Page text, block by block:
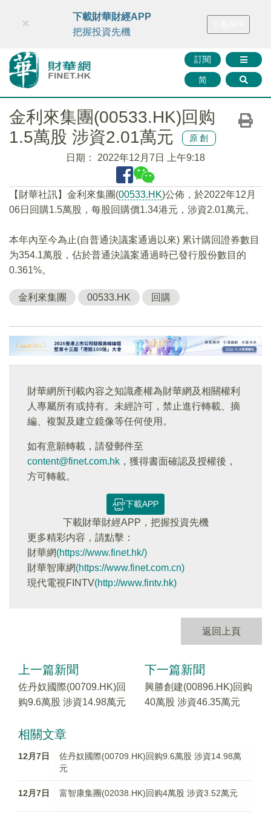
財華智庫網 FINTV FINMETA 財華證券 媒體矩陣
訂閱
简
×
下載財華財經APP
把握投資先機
金利來集團(00533.HK)回购
1.5萬股 涉資2.01萬元
原創
日期： 2022年12月7日 上午9:18
【財華社訊】金利來集團(00533.HK)公佈，於2022年12月
06日回購1.5萬股，每股回購價1.34港元，涉資2.01萬元。
本年內至今為止(自普通決議案通過以來) 累计購回證券數目
为354.1萬股，佔於普通決議案通過時已發行股份數目的
0.361%。
金利來集團 00533.HK 回購
財華網所刊載內容之知識產權為財華網及相關權利
人專屬所有或持有。未經許可，禁止進行轉載、摘
編、複製及建立鏡像等任何使用。
如有意願轉載，請發郵件至
content@finet.com.hk ，獲得書面確認及授權後，
方可轉載。
下載APP
下載財華財經APP，把握投資先機
更多精彩内容，請點擊：
財華網(https://www.finet.hk/)
財華智庫網(https://www.finet.com.cn)
現代電視FINTV(http://www.fintv.hk)
返回上頁
上一篇新聞
佐丹奴國際(00709.HK)回
购9.6萬股 涉資14.98萬元
下一篇新聞
興勝創建(00896.HK)回购
40萬股 涉資46.35萬元
相關文章
12月7日
佐丹奴國際(00709.HK)回购9.6萬股 涉資14.98萬
元
12月7日 富智康集團(02038.HK)回购4萬股 涉資3.52萬元